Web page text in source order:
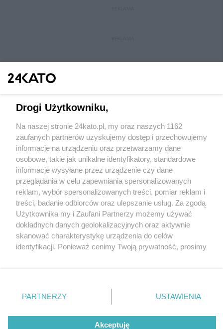
Wydawca mediów lokalnych
Nie zapomnij
zapoznać się z:
polityką prywatności regulamin korzystania z portali
Twojemiasto
Piekary Śląskie
Chorzów
Tarnowskie Góry
Gliwice
Skontakuj sięz nami
Kontakt
Wydawca
Redakcja
Drogi Użytkowniku,
Na naszej stronie 24kato.pl, my oraz naszych 1162
zaufanych partnerów uzyskujemy dostęp i przechowujemy
informacje na urządzeniu oraz przetwarzamy dane
osobowe, takie jak unikalne identyfikatory, standardowe
informacje wysyłane przez urządzenie czy dane
przeglądania w celu zapewniania spersonalizowanych
reklam, wybór spersonalizowanych treści, pomiar reklam i
treści, badanie odbiorców oraz ulepszanie usług. Za zgodą
Użytkownika my i Zaufani Partnerzy możemy używać
dokładnych danych geolokalizacyjnych oraz aktywnie
skanować charakterystykę urządzenia do celów
identyfikacji. Ponieważ cenimy Twoją prywatność, prosimy
prywatności znajdujący się w lewym dolnym rogu strony
. Niektóre rodzaje przetwarzania danych nie wymagają
zgody użytkownika, ale masz prawo sprzeciwić się
takiemu przetwarzaniu. Preferencje będą miały
PARTNERZY USTAWIENIA
Akceptuję